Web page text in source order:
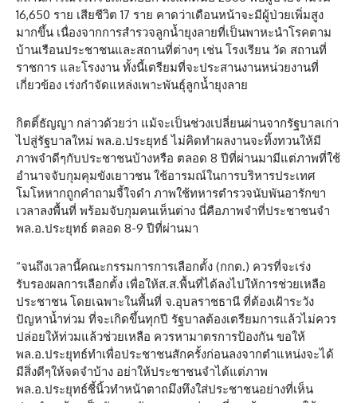
16,650 ราย เสียชีวิต 17 ราย คาดว่าเดือนหน้าจะมีผู้ป่วยเพิ่มสูง
มากขึ้น เนื่องจากการสำรวจลูกน้ำยุงลายที่เป็นพาหะนำโรคตาม
บ้านเรือนประชาชนและสถานที่ต่างๆ เช่น โรงเรียน วัด สถานที่
ราชการ และโรงงาน ทั้งนี้เตรียมที่จะประสานงานหน่วยงานที่
เกี่ยวข้อง เร่งกำจัดแหล่งเพาะพันธุ์ลูกน้ำยุงลาย
กิตติ์ธัญญา กล่าวด้วยว่า แม้จะเป็นช่วงเปลี่ยนผ่านจากรัฐบาลเก่า
ไปสู่รัฐบาลใหม่ พล.อ.ประยุทธ์ ไม่คิดทำผลงานจะทิ้งทวนให้มี
ภาพจำดีๆกับประชาชนบ้างหรือ ตลอด 8 ปีที่ผ่านมามีแต่ภาพที่ใช้
อำนาจจับกุมคุมขังเยาวชน ใช้อารมณ์ในการบริหารประเทศ
โมโหหากถูกคำถามจี้ใจดำ ภาพใช้ทหารตำรวจนับพันอารักขา
เวลาลงพื้นที่ พร้อมจับกุมคนเห็นต่าง นี่คือภาพจำที่ประชาชนจำ
พล.อ.ประยุทธ์ ตลอด 8-9 ปีที่ผ่านมา
“จนถึงเวลานี้คณะกรรมการการเลือกตั้ง (กกต.) ควรที่จะเร่ง
รับรองผลการเลือกตั้ง เพื่อให้ส.ส.พื้นที่ได้ลงไปให้การช่วยเหลือ
ประชาชน โดยเฉพาะในพื้นที่ จ.อุบลราชธานี ที่ต้องเฝ้าระวัง
ปัญหาน้ำท่วม ที่จะเกิดขึ้นทุกปี รัฐบาลต้องเตรียมการแล้วไม่ควร
ปล่อยให้ท่วมแล้วช่วยเหลือ ควรหามาตรการป้องกัน ขอให้
พล.อ.ประยุทธ์ทำเพื่อประชาชนสักครั้งก่อนลงจากตำแหน่งจะได้
มีสิ่งดีๆให้จดจำบ้าง อย่าให้ประชาชนจำได้แต่ภาพ
พล.อ.ประยุทธ์ชี้นิ้วทำหน้าตาถมึงทึงใส่ประชาชนอย่างที่เห็น